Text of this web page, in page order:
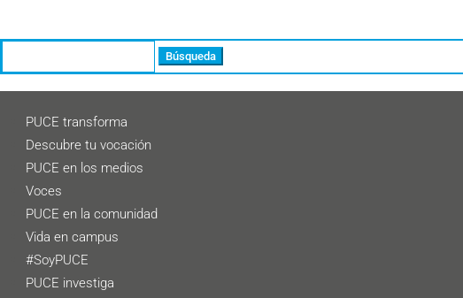
PUCE transforma
Descubre tu vocación
PUCE en los medios
Voces
PUCE en la comunidad
Vida en campus
#SoyPUCE
PUCE investiga